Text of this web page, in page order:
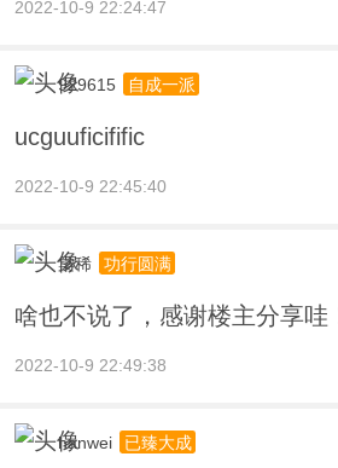
2022-10-9 22:24:47
929615 自成一派
ucguuficifific
2022-10-9 22:45:40
棠稀 功行圆满
啥也不说了，感谢楼主分享哇
2022-10-9 22:49:38
hanwei 已臻大成